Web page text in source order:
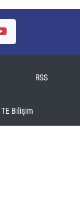
RSS
TE Bilişim